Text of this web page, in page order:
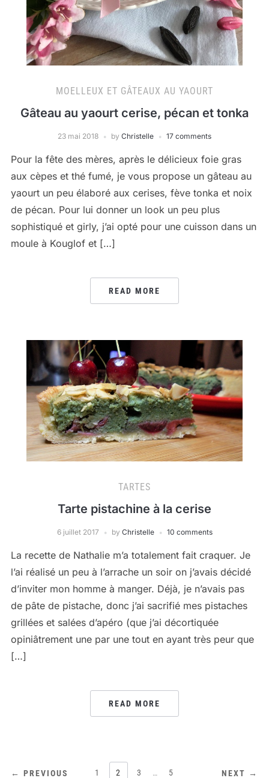
MOELLEUX ET GÂTEAUX AU YAOURT
Gâteau au yaourt cerise, pécan et tonka
23 mai 2018 by Christelle 17 comments
Pour la fête des mères, après le délicieux foie gras
aux cèpes et thé fumé, je vous propose un gâteau au
yaourt un peu élaboré aux cerises, fève tonka et noix
de pécan. Pour lui donner un look un peu plus
sophistiqué et girly, j’ai opté pour une cuisson dans un
moule à Kouglof et […]
READ MORE
TARTES
Tarte pistachine à la cerise
6 juillet 2017 by Christelle 10 comments
La recette de Nathalie m’a totalement fait craquer. Je
l’ai réalisé un peu à l’arrache un soir on j’avais décidé
d’inviter mon homme à manger. Déjà, je n’avais pas
de pâte de pistache, donc j’ai sacrifié mes pistaches
grillées et salées d’apéro (que j’ai décortiquée
opiniâtrement une par une tout en ayant très peur que
[…]
READ MORE
PAGINATION
← PREVIOUS 1 2 3 … 5 NEXT →